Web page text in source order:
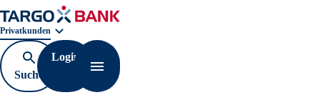
Geschäftsbereichnavigation. Aktuelle Auswahl:
Privatkunden
Suche
öffnen
Login
Navigation öffnen